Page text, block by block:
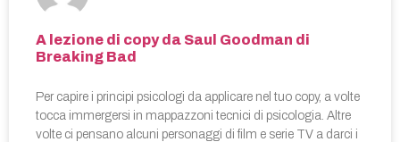
A lezione di copy da Saul Goodman di
Breaking Bad
Per capire i principi psicologi da applicare nel tuo copy, a volte
tocca immergersi in mappazzoni tecnici di psicologia. Altre
volte ci pensano alcuni personaggi di film e serie TV a darci i